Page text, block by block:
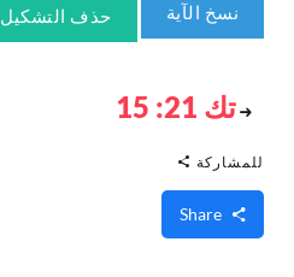
نسخ الآية حذف التشكيل
تك 21: 15
للمشاركة